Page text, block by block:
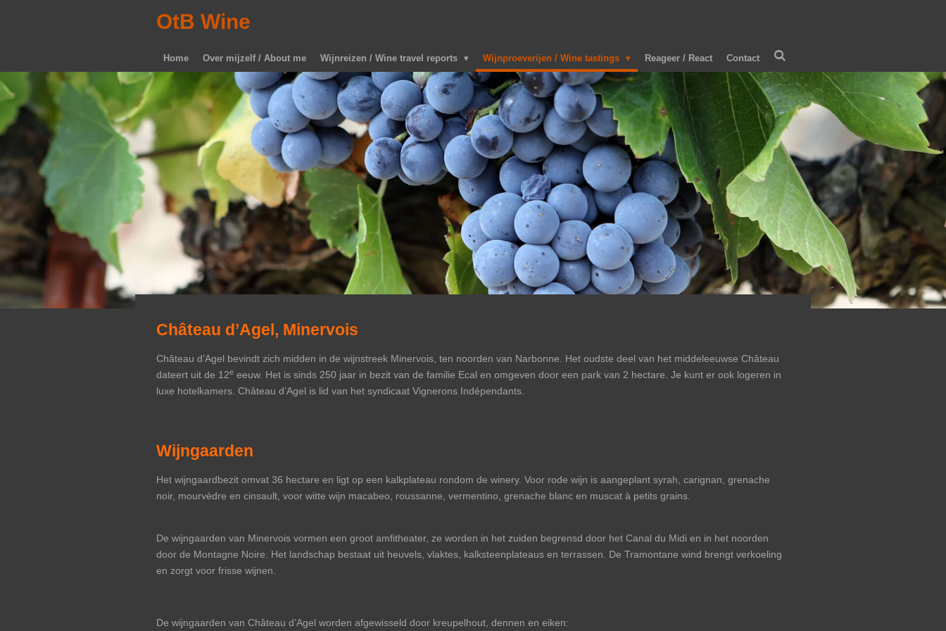
hoofdinhoud
OtB Wine
Home Over mijzelf / About me Wijnreizen / Wine travel reports Wijnproeverijen / Wine tastings Reageer / React Contact
Château d’Agel, Minervois
Château d’Agel bevindt zich midden in de wijnstreek Minervois, ten noorden van Narbonne. Het oudste deel van het middeleeuwse Château
dateert uit de 12e eeuw. Het is sinds 250 jaar in bezit van de familie Ecal en omgeven door een park van 2 hectare. Je kunt er ook logeren in
luxe hotelkamers. Château d’Agel is lid van het syndicaat Vignerons Indépendants.
Wijngaarden
Het wijngaardbezit omvat 36 hectare en ligt op een kalkplateau rondom de winery. Voor rode wijn is aangeplant syrah, carignan, grenache
noir, mourvèdre en cinsault, voor witte wijn macabeo, roussanne, vermentino, grenache blanc en muscat à petits grains.
De wijngaarden van Minervois vormen een groot amfitheater, ze worden in het zuiden begrensd door het Canal du Midi en in het noorden
door de Montagne Noire. Het landschap bestaat uit heuvels, vlaktes, kalksteenplateaus en terrassen. De Tramontane wind brengt verkoeling
en zorgt voor frisse wijnen.
De wijngaarden van Château d’Agel worden afgewisseld door kreupelhout, dennen en eiken: